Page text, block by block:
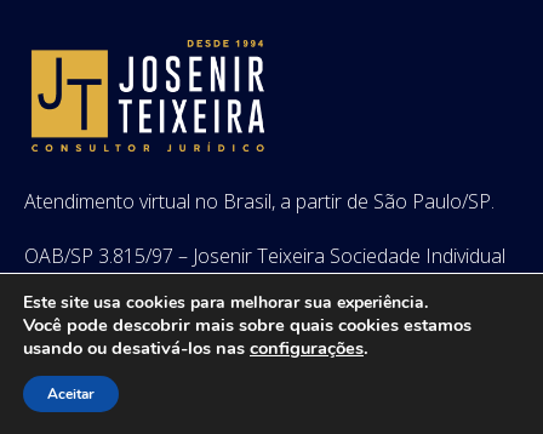
Atendimento virtual no Brasil, a partir de São Paulo/SP.
OAB/SP 3.815/97 – Josenir Teixeira Sociedade Individual
de Advocacia
OAB/SP 125.253 – Josenir Teixeira
Encontre-nos em:
Facebook
TwitterLinkedin
Este site usa cookies para melhorar sua experiência.
Você pode descobrir mais sobre quais cookies estamos
usando ou desativá-los nas configurações.
Aceitar